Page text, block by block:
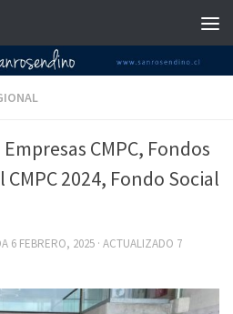
CMPC, Fondos
CMPC 2024, Fondo Social
6 FEBRERO, 2025 · ACTUALIZADO 7